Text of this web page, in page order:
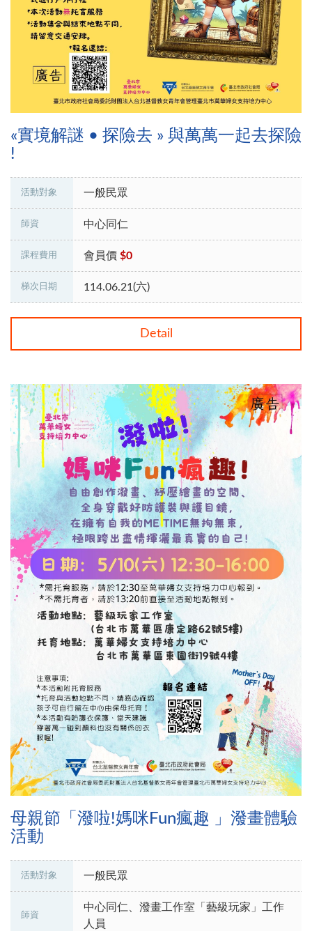
«實境解謎 • 探險去 » 與萬萬一起去探險
!
活動對象 一般民眾
師資 中心同仁
課程費用 會員價 $0
梯次日期 114.06.21(六)
Detail
母親節「潑啦!媽咪Fun瘋趣 」潑畫體驗
活動
活動對象 一般民眾
師資
中心同仁、潑畫工作室「藝級玩家」工作
人員